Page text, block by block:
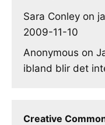
Sara Conley on
2009-11-10
Anonymous on
ibland blir det
Creative